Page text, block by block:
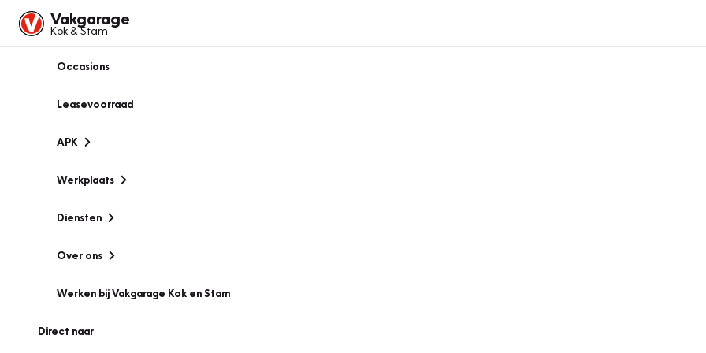
Vakgarage
Kok & Stam
Occasions
Leasevoorraad
APK
Werkplaats
Diensten
Over ons
Werken bij Vakgarage Kok en Stam
Direct naar